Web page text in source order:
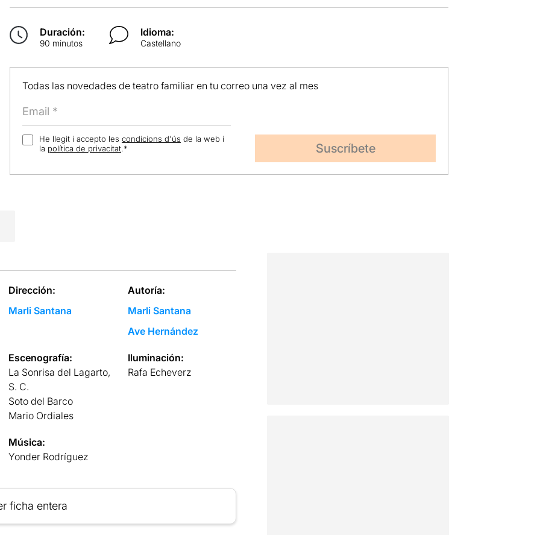
Duración:
90 minutos
Idioma:
Castellano
Todas las novedades de teatro familiar en tu correo una vez al mes
He llegit i accepto les condicions d'ús de la web i
la política de privacitat.*
Dirección:
Marli Santana
Autoría:
Marli Santana
Ave Hernández
Escenografía:
La Sonrisa del Lagarto,
S. C.
Soto del Barco
Mario Ordiales
Iluminación:
Rafa Echeverz
Música:
Yonder Rodríguez
ficha entera